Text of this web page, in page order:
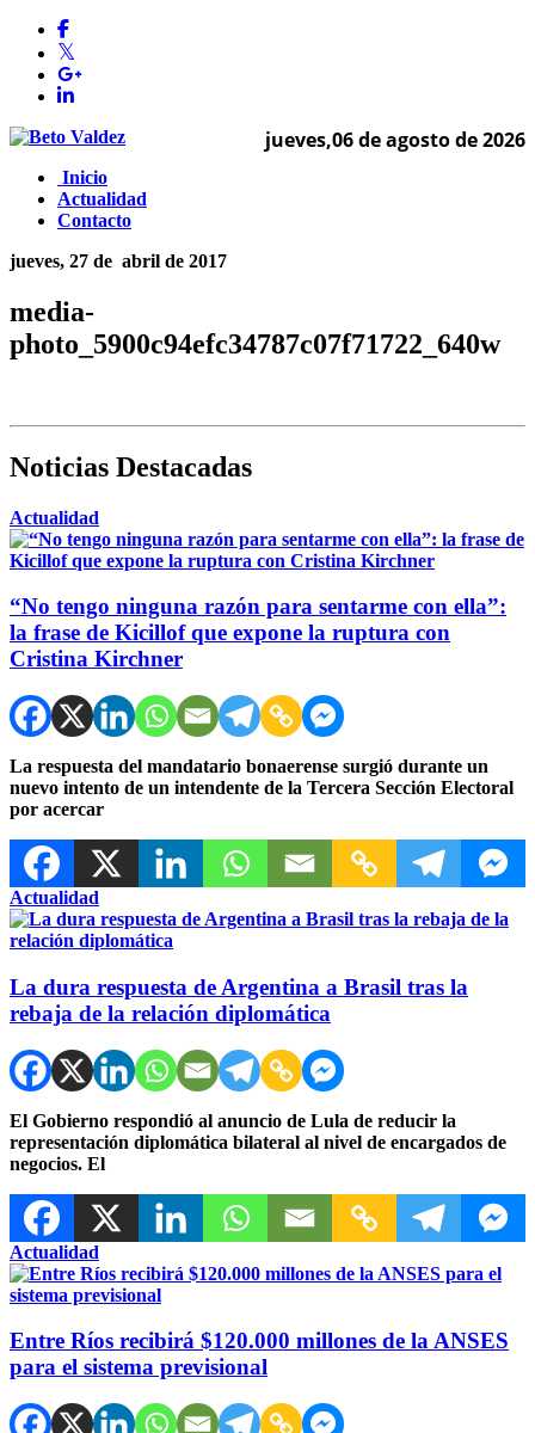
jueves,06 de agosto de 2026
Inicio
Actualidad
Contacto
jueves, 27 de abril de 2017
media-
photo_5900c94efc34787c07f71722_640w
Noticias Destacadas
Actualidad
“No tengo ninguna razón para sentarme con ella”:
la frase de Kicillof que expone la ruptura con
Cristina Kirchner
La respuesta del mandatario bonaerense surgió durante un
nuevo intento de un intendente de la Tercera Sección Electoral
por acercar
Actualidad
La dura respuesta de Argentina a Brasil tras la
rebaja de la relación diplomática
El Gobierno respondió al anuncio de Lula de reducir la
representación diplomática bilateral al nivel de encargados de
negocios. El
Actualidad
Entre Ríos recibirá $120.000 millones de la ANSES
para el sistema previsional